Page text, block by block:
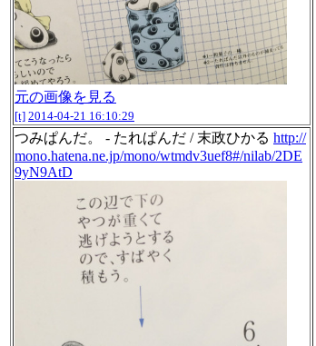
元の画像を見る
[t] 2014-04-21 16:10:29
つみぱんだ。 - たれぱんだ / 末政ひかる http://
mono.hatena.ne.jp/mono/wtmdv3uef8#/nilab/2DE
9yN9AtD